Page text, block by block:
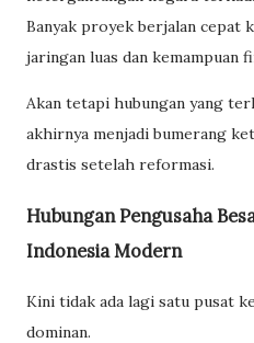
Banyak proyek berjalan cepat
jaringan luas dan kemampuan
Akan tetapi hubungan yang
akhirnya menjadi bumerang
drastis setelah reformasi.
Hubungan Pengusaha
Indonesia Modern
Kini tidak ada lagi satu pusat
dominan.